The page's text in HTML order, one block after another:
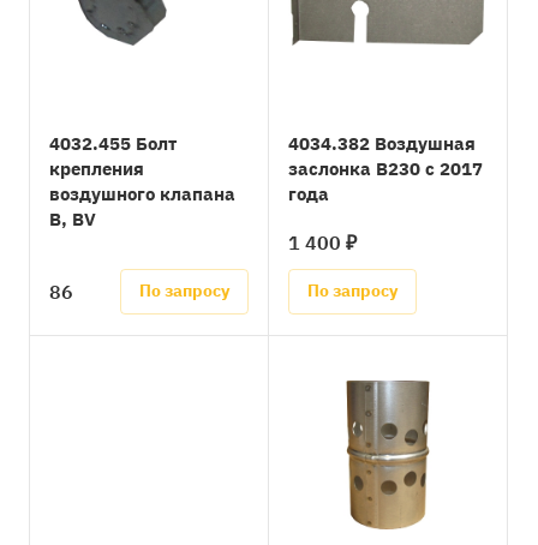
4032.455 Болт
крепления
воздушного клапана
B, BV
86 По запросу
4034.382 Воздушная
заслонка B230 с 2017
года
1 400 ₽
По запросу